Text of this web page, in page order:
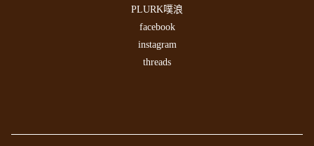
PLURK噗浪
facebook
instagram
threads